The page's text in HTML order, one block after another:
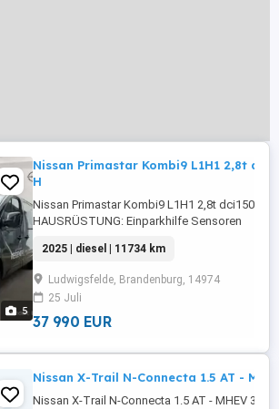
5
Nissan Primastar Kombi9 L1H1 2,8t
H
Nissan Primastar Kombi9 L1H1 2,8t dci150 MT
HAUSRÜSTUNG: Einparkhilfe Sensoren
Radio,Radio,LED-
...
2025 | diesel | 11734 km
Ludwigsfelde, Brandenburg, 14974
25 Juli
37 990 EUR
Nissan X-Trail N-Connecta 1.5 AT -
Nissan X-Trail N-Connecta 1.5 AT - MHEV